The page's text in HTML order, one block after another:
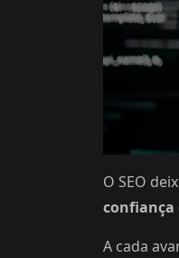
O SEO
A cada